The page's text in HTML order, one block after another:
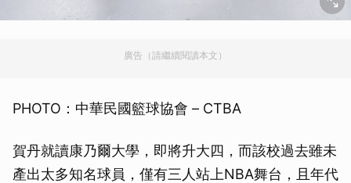
廣告（請繼續閱讀本文）
PHOTO：中華民國籃球協會 – CTBA
賀丹就讀康乃爾大學，即將升大四，而該校過去雖未
產出太多知名球員，僅有三人站上NBA舞台，且年代